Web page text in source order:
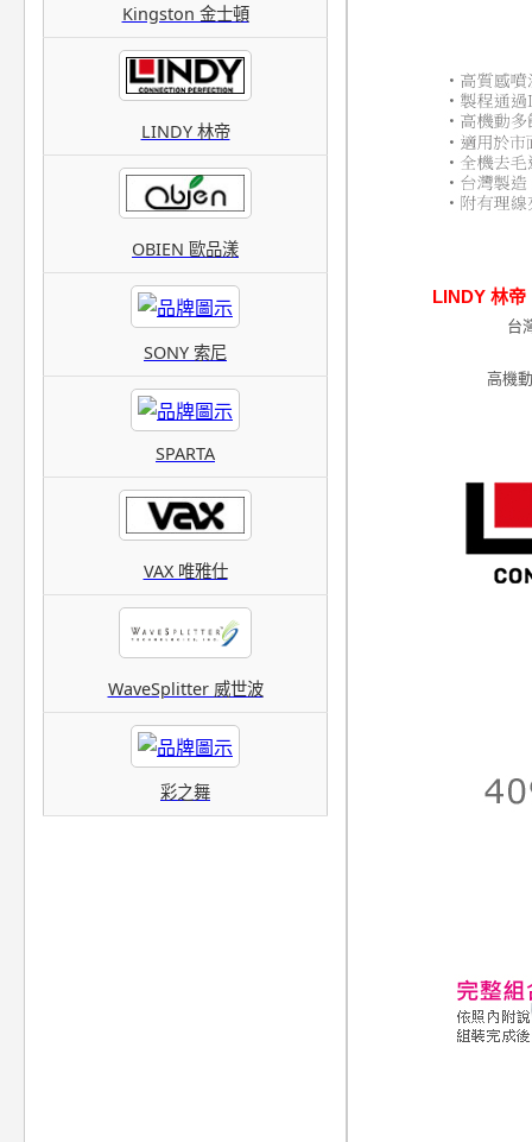
Kingston 金士頓
LINDY 林帝
OBIEN 歐品漾
SONY 索尼
SPARTA
VAX 唯雅仕
WaveSplitter 威世波
彩之舞
LINDY 林帝
台
高機